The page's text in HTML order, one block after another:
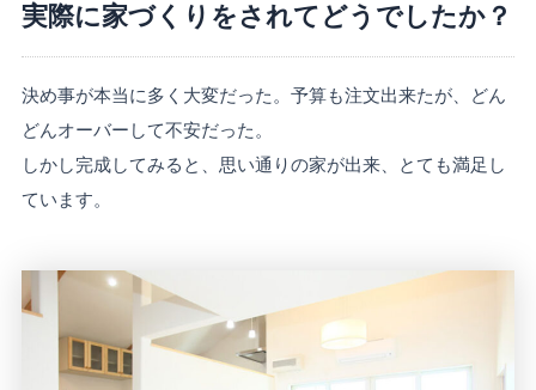
実際に家づくりをされてどうでしたか？
決め事が本当に多く大変だった。予算も注文出来たが、どん
どんオーバーして不安だった。
しかし完成してみると、思い通りの家が出来、とても満足し
ています。